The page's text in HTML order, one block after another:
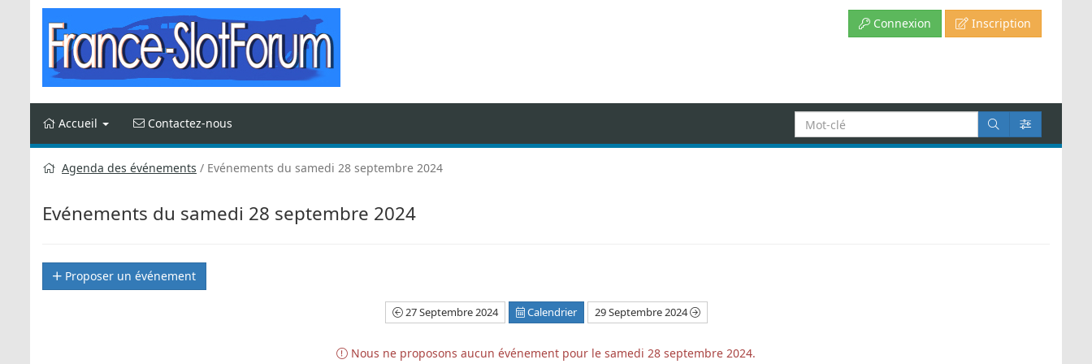
Connexion Inscription
Accueil Contactez-nous
Recherche
:
Agenda des événements Evénements du samedi 28 septembre 2024
Evénements du samedi 28 septembre 2024
Proposer un événement
27 Septembre 2024 Calendrier 29 Septembre 2024
Nous ne proposons aucun événement pour le samedi 28 septembre 2024.